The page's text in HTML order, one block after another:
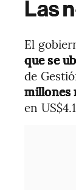
Las
El
que se
de
millones
en